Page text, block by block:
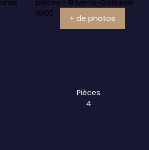
+ de photos
Pièces
4